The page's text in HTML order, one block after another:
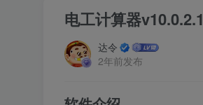
电工计算器v10.0.2.1
达令
2年前发布